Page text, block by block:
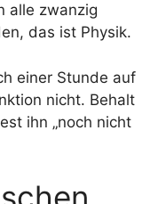
alle zwanzig
das ist Physik.
einer Stunde auf
nicht. Behalt
ihn „noch nicht